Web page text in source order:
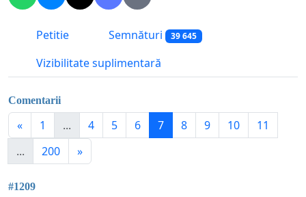
Petitie Semnături 39 645
Vizibilitate suplimentară
Comentarii
« 1 ... 4 5 6 7 8 9 10
11
...
200 »
#1209